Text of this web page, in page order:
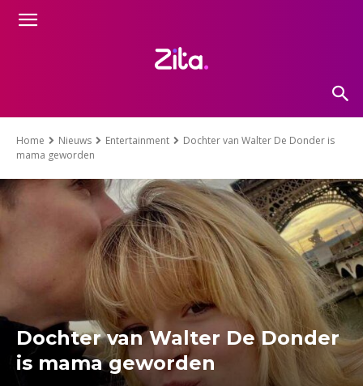
Home Nieuws Entertainment
Dochter van Walter De Donder is
mama geworden
Dochter van Walter De Donder
is mama geworden